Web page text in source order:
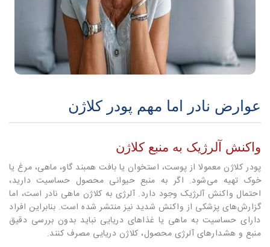
عوارض نادر اما مهم پودر کلاژن
واکنش آلرژیک به منبع کلاژن
پودر کلاژن معمولا از پوست، استخوان یا بافت همبند گاو، ماهی، مرغ یا
خوک تهیه می‌شود. اگر به منبع حیوانی محصول حساسیت دارید،
احتمال واکنش آلرژیک وجود دارد. آلرژی به کلاژن ماهی نادر است، اما
گزارش‌های پزشکی از واکنش شدید نیز منتشر شده است. بنابراین افراد
دارای حساسیت به ماهی یا غذاهای دریایی نباید بدون بررسی دقیق
منبع و هشدارهای آلرژی محصول، کلاژن دریایی مصرف کنند.